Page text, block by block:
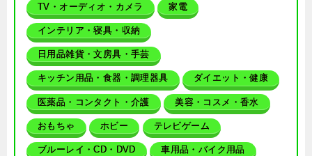
TV・オーディオ・カメラ 家電
インテリア・寝具・収納
日用品雑貨・文房具・手芸
キッチン用品・食器・調理器具 ダイエット・健康
医薬品・コンタクト・介護 美容・コスメ・香水
おもちゃ ホビー テレビゲーム
ブルーレイ・CD・DVD 車用品・バイク用品